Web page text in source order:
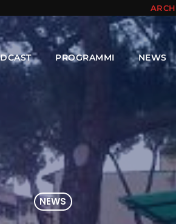
PROGRAMMI NEWS
NEWS